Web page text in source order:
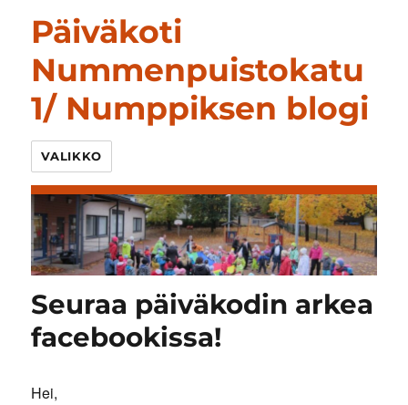
Päiväkoti
Nummenpuistokatu
1/ Numppiksen blogi
VALIKKO
Seuraa päiväkodin arkea
facebookissa!
Hei,